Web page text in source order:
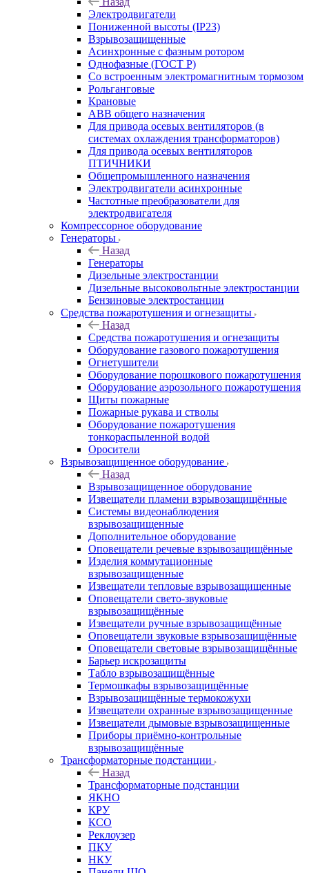
Электродвигатели
Пониженной высоты (IP23)
Взрывозащищенные
Асинхронные с фазным ротором
Однофазные (ГОСТ Р)
Со встроенным электромагнитным тормозом
Рольганговые
Крановые
АВВ общего назначения
Для привода осевых вентиляторов (в
системах охлаждения трансформаторов)
Для привода осевых вентиляторов
ПТИЧНИКИ
Общепромышленного назначения
Электродвигатели асинхронные
Частотные преобразователи для
электродвигателя
Компрессорное оборудование
Генераторы
Назад
Генераторы
Дизельные электростанции
Дизельные высоковольтные электростанции
Бензиновые электростанции
Средства пожаротушения и огнезащиты
Назад
Средства пожаротушения и огнезащиты
Оборудование газового пожаротушения
Огнетушители
Оборудование порошкового пожаротушения
Оборудование аэрозольного пожаротушения
Щиты пожарные
Пожарные рукава и стволы
Оборудование пожаротушения
тонкораспыленной водой
Оросители
Взрывозащищенное оборудование
Назад
Взрывозащищенное оборудование
Извещатели пламени взрывозащищённые
Системы видеонаблюдения
взрывозащищенные
Дополнительное оборудование
Оповещатели речевые взрывозащищённые
Изделия коммутационные
взрывозащищенные
Извещатели тепловые взрывозащищенные
Оповещатели свето-звуковые
взрывозащищённые
Извещатели ручные взрывозащищённые
Оповещатели звуковые взрывозащищённые
Оповещатели световые взрывозащищённые
Барьер искрозащиты
Табло взрывозащищённые
Термошкафы взрывозащищённые
Взрывозащищённые термокожухи
Извещатели охранные взрывозащищенные
Извещатели дымовые взрывозащищенные
Приборы приёмно-контрольные
взрывозащищённые
Трансформаторные подстанции
Назад
Трансформаторные подстанции
ЯКНО
КРУ
КСО
Реклоузер
ПКУ
НКУ